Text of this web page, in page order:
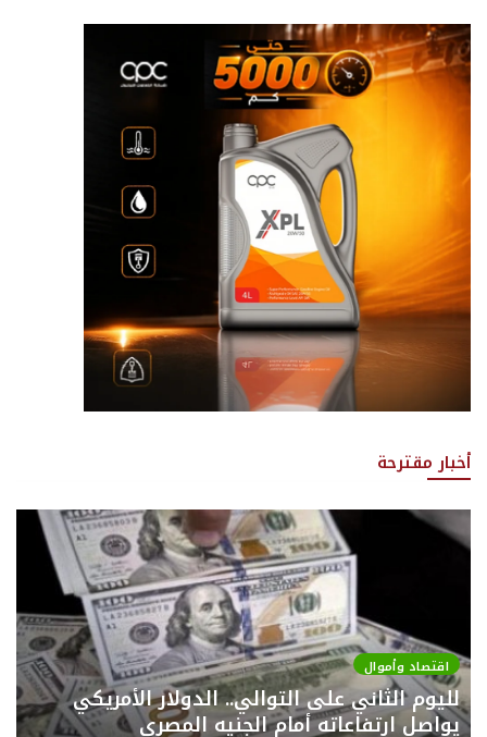
أخبار مقترحة
اقتصاد وأموال
لليوم الثاني على التوالي.. الدولار الأمريكي
يواصل ارتفاعاته أمام الجنيه المصري